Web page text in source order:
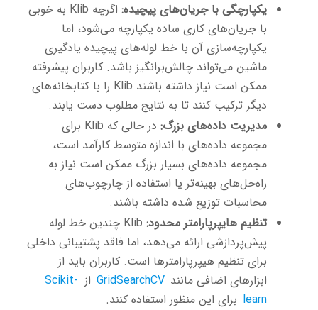
یکپارچگی با جریان‌های پیچیده:
اگرچه Klib به خوبی
با جریان‌های کاری ساده یکپارچه می‌شود، اما
یکپارچه‌سازی آن با خط لوله‌های پیچیده یادگیری
ماشین می‌تواند چالش‌برانگیز باشد. کاربران پیشرفته
ممکن است نیاز داشته باشند Klib را با کتابخانه‌های
دیگر ترکیب کنند تا به نتایج مطلوب دست یابند.
مدیریت داده‌های بزرگ:
در حالی که Klib برای
مجموعه داده‌های با اندازه متوسط کارآمد است،
مجموعه داده‌های بسیار بزرگ ممکن است نیاز به
راه‌حل‌های بهینه‌تر یا استفاده از چارچوب‌های
محاسبات توزیع شده داشته باشند.
تنظیم هایپرپارامتر محدود:
Klib چندین خط لوله
پیش‌پردازشی ارائه می‌دهد، اما فاقد پشتیبانی داخلی
برای تنظیم هیپرپارامترها است. کاربران باید از
ابزارهای اضافی مانند GridSearchCV از Scikit-
learn برای این منظور استفاده کنند.